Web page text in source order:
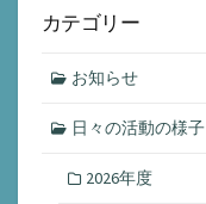
カテゴリー
お知らせ
日々の活動の様子
2026年度